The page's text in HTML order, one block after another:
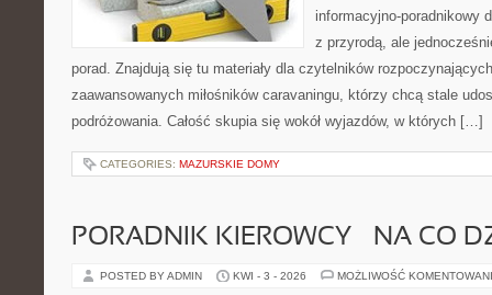
informacyjno-poradnikowy
z przyrodą, ale
porad. Znajdują się tu materiały dla czytelników
zaawansowanych miłośników caravaningu, którzy chcą stale
podróżowania. Całość skupia się wokół wyjazdów, w których […]
CATEGORIES: MAZURSKIE DOMY
PORADNIK KIEROWCY – NA CO
POSTED BY ADMIN KWI - 3 - 2026 MOŻLIWOŚĆ